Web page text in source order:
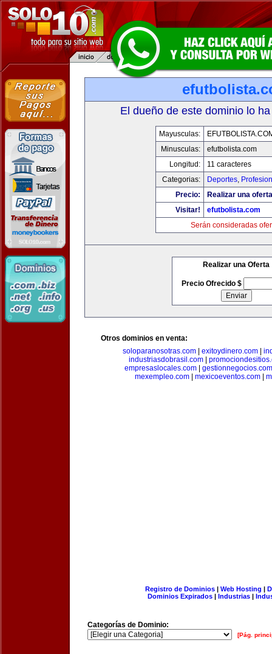
El dueño de este dominio lo
Mayusculas:
Minusculas:
efutbolista.com
Longitud:
11 caracteres
Categorias:
Deportes,
Precio:
Realizar una
Visitar!
efutbolista.com
Serán consideradas
Realizar una Oferta
Precio Ofrecido $
Otros dominios en venta:
soloparanosotras.com
exitoydinero.com
industriasdobrasil.com|
empresaslocales.com| gestionnegocios.com
mexempleo.com| mexicoeventos.com|
Registro de Dominios| Web Hosting |
Dominios Expirados | Industrias |
Categorías de Dominio:
[Pág.